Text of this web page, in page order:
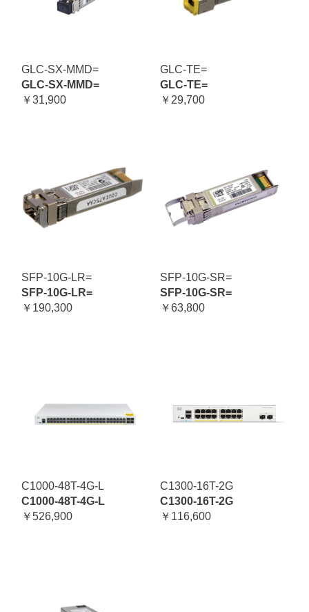
GLC-SX-MMD=
GLC-SX-MMD=
￥31,900
GLC-TE=
GLC-TE=
￥29,700
SFP-10G-LR=
SFP-10G-LR=
￥190,300
SFP-10G-SR=
SFP-10G-SR=
￥63,800
C1000-48T-4G-L
C1000-48T-4G-L
￥526,900
C1300-16T-2G
C1300-16T-2G
￥116,600